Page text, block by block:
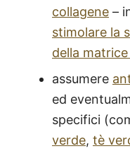
collagene –
stimolare la
della
assumere
ed
specifici
verde, tè